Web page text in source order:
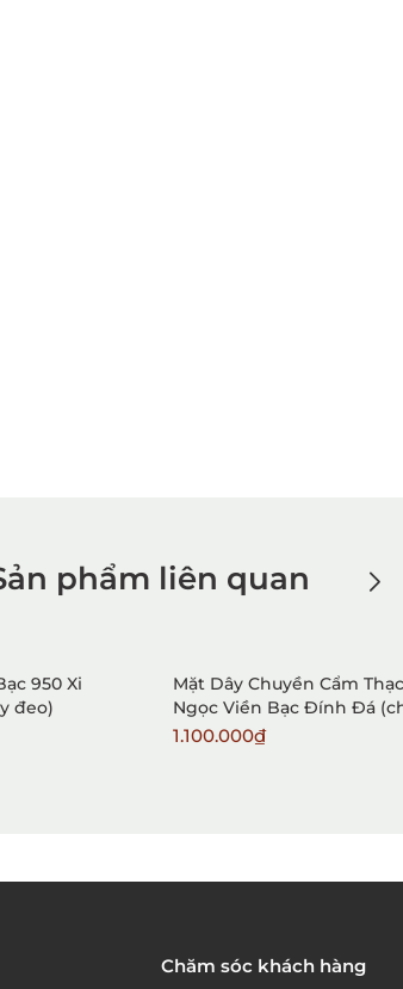
phẩm liên quan
950 Xi
đeo)
Mặt Dây Chuyền Cẩm
Ngọc Viền Bạc Đính Đá
dây đeo) 02
1.100.000₫
Chăm sóc khách hàng